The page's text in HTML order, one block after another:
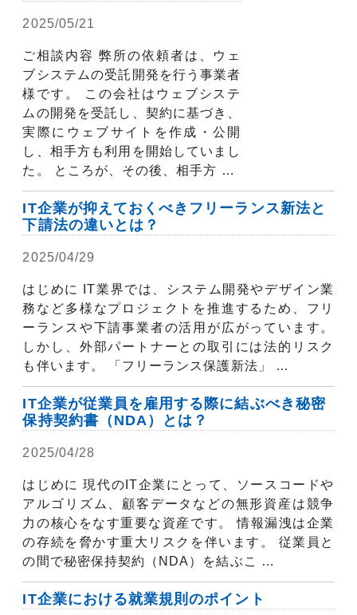
2025/05/21
ご相談内容 弊所の依頼者は、ウェ
ブシステムの受託開発を行う事業者
様です。 この会社はウェブシステ
ムの開発を受託し、契約に基づき、
実際にウェブサイトを作成・公開
し、相手方も利用を開始していまし
た。 ところが、その後、相手方 …
IT企業が抑えておくべきフリーランス新法と
下請法の違いとは？
2025/04/29
はじめに IT業界では、システム開発やデザイン業
務など多様なプロジェクトを推進するため、フリ
ーランスや下請事業者の活用が広がっています。
しかし、外部パートナーとの取引には法的リスク
も伴います。 「フリーランス保護新法」 …
IT企業が従業員を雇用する際に結ぶべき秘密
保持契約書（NDA）とは？
2025/04/28
はじめに 現代のIT企業にとって、ソースコードや
アルゴリズム、顧客データなどの無形資産は競争
力の核心をなす重要な資産です。 情報漏洩は企業
の存続を脅かす重大リスクを伴います。 従業員と
の間で秘密保持契約（NDA）を結ぶこ …
IT企業における就業規則のポイント